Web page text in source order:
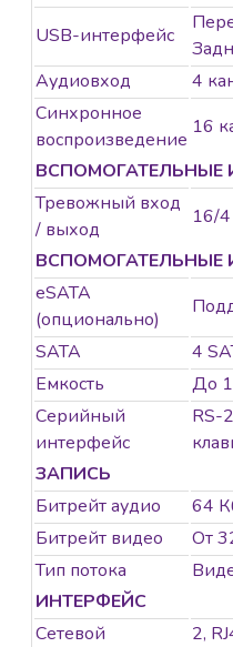
USB-интерфейс
Аудиовход
4
Синхронное
воспроизведение
16
ВСПОМОГАТЕЛЬНЫЕ
Тревожный вход
/ выход
16/4
ВСПОМОГАТЕЛЬНЫЕ
eSATA
(опционально)
SATA
4
Емкость
До
Серийный
интерфейс
RS-
ЗАПИСЬ
Битрейт аудио
64
Битрейт видео
От
Тип потока
ИНТЕРФЕЙС
Сетевой
2,